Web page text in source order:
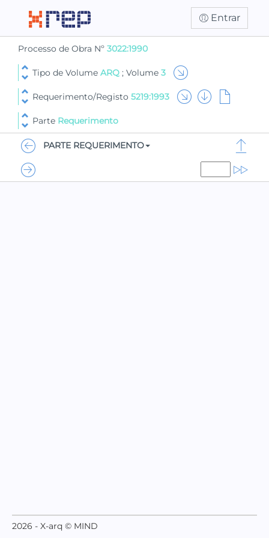
Entrar
Processo de Obra Nº 3022:1990
Tipo de Volume ARQ ; Volume 3
Requerimento/Registo 5219:1993
Parte Requerimento
PARTE REQUERIMENTO
2026 - X-arq © MIND